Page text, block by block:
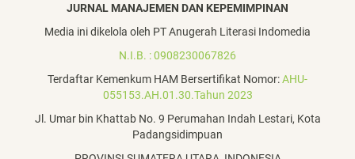
JURNAL MANAJEMEN DAN KEPEMIMPINAN
Media ini dikelola oleh PT Anugerah Literasi Indomedia
N.I.B. : 0908230067826
Terdaftar Kemenkum HAM Bersertifikat Nomor:AHU-
055153.AH.01.30.Tahun 2023
Jl. Umar bin Khattab No. 9 Perumahan Indah Lestari, Kota
Padangsidimpuan